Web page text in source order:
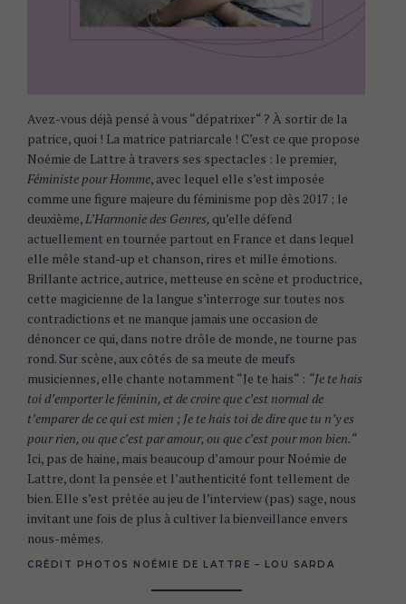
Avez-vous déjà pensé à vous “dépatrixer“ ? À sortir de la
patrice, quoi ! La matrice patriarcale ! C’est ce que propose
Noémie de Lattre à travers ses spectacles : le premier,
Féministe pour Homme, avec lequel elle s’est imposée
comme une figure majeure du féminisme pop dès 2017 ; le
deuxième,L’Harmonie des Genres, qu’elle défend
actuellement en tournée partout en France et dans lequel
elle mêle stand-up et chanson, rires et mille émotions.
Brillante actrice, autrice, metteuse en scène et productrice,
cette magicienne de la langue s’interroge sur toutes nos
contradictions et ne manque jamais une occasion de
dénoncer ce qui, dans notre drôle de monde, ne tourne pas
rond. Sur scène, aux côtés de sa meute de meufs
musiciennes, elle chante notamment “Je te hais“ : “Je te hais
toi d’emporter le féminin, et de croire que c’est normal de
t’emparer de ce qui est mien ; Je te hais toi de dire que tu n’y es
pour rien, ou que c’est par amour, ou que c’est pour mon bien.“
Ici, pas de haine, mais beaucoup d’amour pour Noémie de
Lattre, dont la pensée et l’authenticité font tellement de
bien. Elle s’est prêtée au jeu de l’interview (pas) sage, nous
invitant une fois de plus à cultiver la bienveillance envers
nous-mêmes.
CRÉDIT PHOTOS NOÉMIE DE LATTRE – LOU SARDA